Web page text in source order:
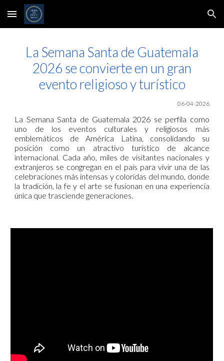
Skip to main content Skip to navigation
La Semana Santa de Guatemala
2026 se convierte en un gran
evento religioso y turístico
06-04-2026
La Semana Santa de Guatemala 2026 se perfila como
uno de los eventos culturales y religiosos más
emblemáticos de América Latina, consolidando su
posición como un atractivo turístico de alcance
internacional. Cada año, miles de visitantes nacionales y
extranjeros se congregan en el país para vivir una de las
celebraciones más intensas y coloridas del mundo, donde
la tradición, la fe y el arte se fusionan en una experiencia
única que trasciende generaciones.